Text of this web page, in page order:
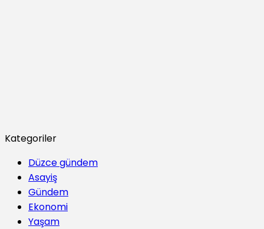
Kategoriler
Düzce gündem
Asayiş
Gündem
Ekonomi
Yaşam